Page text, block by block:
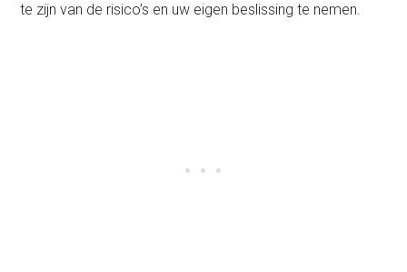
te zijn van de risico’s en uw eigen beslissing te nemen.